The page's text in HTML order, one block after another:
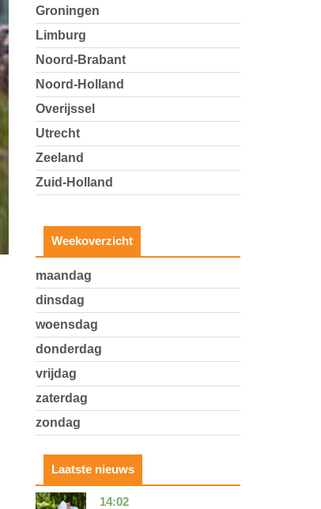
Groningen
Limburg
Noord-Brabant
Noord-Holland
Overijssel
Utrecht
Zeeland
Zuid-Holland
Weekoverzicht
maandag
dinsdag
woensdag
donderdag
vrijdag
zaterdag
zondag
Laatste nieuws
14:02
utrecht
gezondheid